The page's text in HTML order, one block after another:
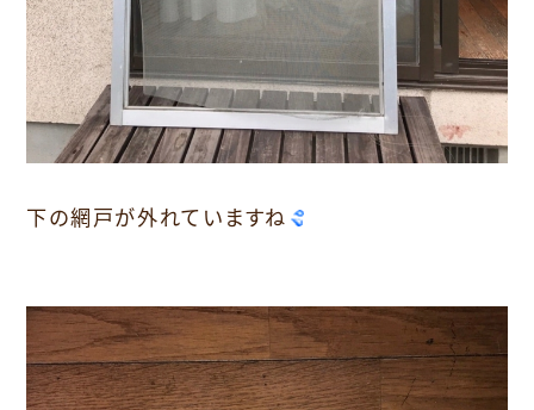
下の網戸が外れていますね